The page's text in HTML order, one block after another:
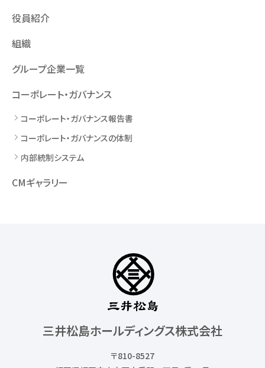
役員紹介
組織
グループ企業一覧
コーポレート・ガバナンス
コーポレート・ガバナンス報告書
コーポレート・ガバナンスの体制
内部統制システム
CMギャラリー
三井松島ホールディングス株式会社
〒810-8527